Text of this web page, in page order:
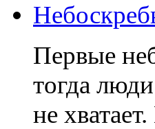
Первые
тогда
не